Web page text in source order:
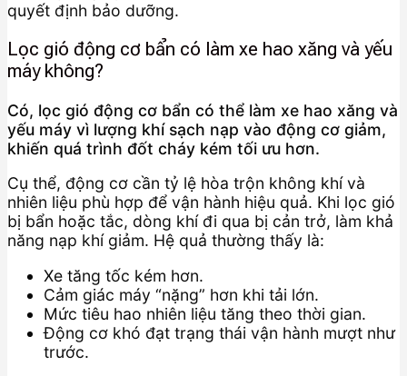
quyết định bảo dưỡng.
Lọc gió động cơ bẩn có làm xe hao xăng và yếu
máy không?
Có, lọc gió động cơ bẩn có thể làm xe hao xăng và
yếu máy vì lượng khí sạch nạp vào động cơ giảm,
khiến quá trình đốt cháy kém tối ưu hơn.
Cụ thể, động cơ cần tỷ lệ hòa trộn không khí và
nhiên liệu phù hợp để vận hành hiệu quả. Khi lọc gió
bị bẩn hoặc tắc, dòng khí đi qua bị cản trở, làm khả
năng nạp khí giảm. Hệ quả thường thấy là:
Xe tăng tốc kém hơn.
Cảm giác máy “nặng” hơn khi tải lớn.
Mức tiêu hao nhiên liệu tăng theo thời gian.
Động cơ khó đạt trạng thái vận hành mượt như
trước.